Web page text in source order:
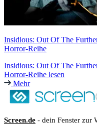
Insidious: Out Of The
Horror-Reihe
Insidious: Out Of The
Horror-Reihe lesen
Mehr
Screen.de - dein Fenster zur